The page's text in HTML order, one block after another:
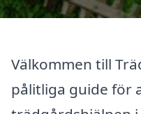
Välkommen till
pålitliga guide för